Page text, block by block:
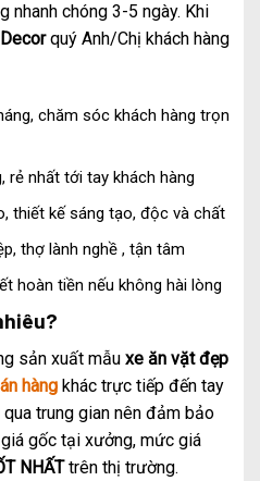
nhanh chóng 3-5 ngày. Khi
quý Anh/Chị khách hàng
chăm sóc khách hàng trọn
rẻ nhất tới tay khách hàng
thiết kế sáng tạo, độc và chất
thợ lành nghề , tận tâm
hoàn tiền nếu không hài lòng
sản xuất mẫu xe ăn vặtđẹp
hàng khác trực tiếp đến tay
trung gian nên đảm bảo
gốc tại xưởng, mức giá
NHẤTtrên thị trường.